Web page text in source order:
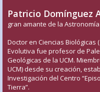
Patricio Domínguez
gran amante de la
Doctor en Ciencias Biológicas
Evolutiva fue profesor de
Geológicas de la UCM.
UCM) desde su creación,
Investigación del Centro
Tierra”.